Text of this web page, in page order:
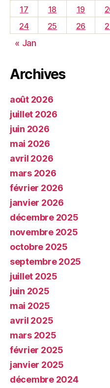
17
18 19
24
25 26
« Jan
Archives
août 2026
juillet 2026
juin 2026
mai 2026
avril 2026
mars 2026
février 2026
janvier 2026
décembre 2025
novembre 2025
octobre 2025
septembre 2025
juillet 2025
juin 2025
mai 2025
avril 2025
mars 2025
février 2025
janvier 2025
décembre 2024